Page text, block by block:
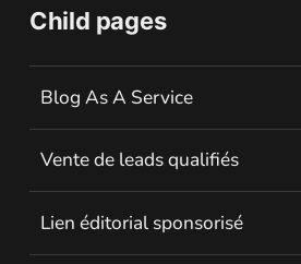
Child pages
Blog As A Service
Vente de leads qualifiés
Lien éditorial sponsorisé